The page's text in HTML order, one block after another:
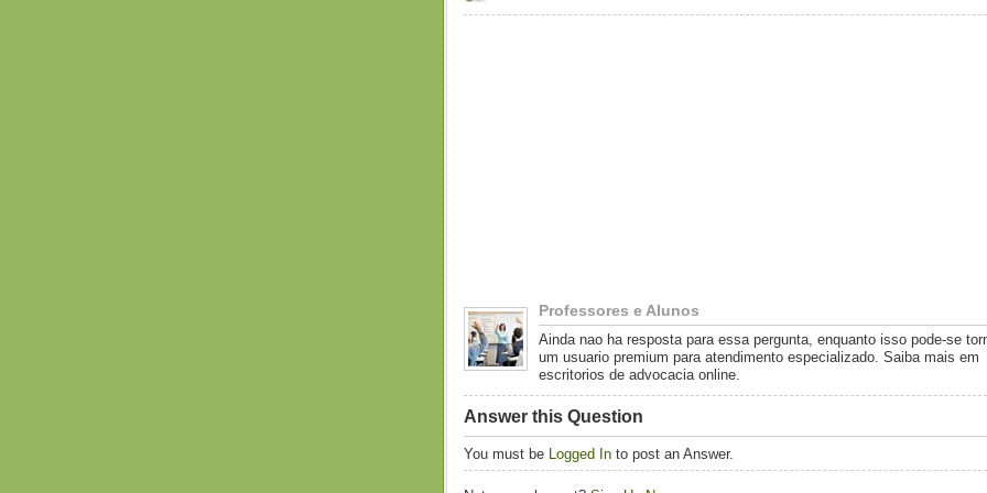
Professores e Alunos
Ainda nao ha resposta para essa pergunta, enquanto isso pode-se
um usuario premium para atendimento especializado. Saiba mais em
escritorios de advocacia online.
Answer this Question
You must be Logged In to post an Answer.